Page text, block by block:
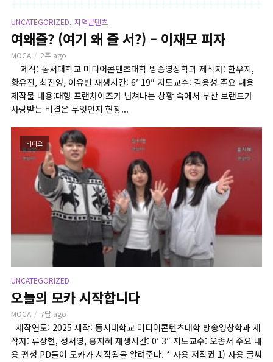
UNCATEGORIZED, 지역콘텐츠
여왜줄? (여기 왜 줄 서?) – 이재모 피자
MOCA 2주 ago
제작: 동서대학교 미디어콘텐츠대학 방송영상학과 제작자: 한우지,
황유진, 최진영, 이유빈 재생시간: 6′ 19″ 지도교수: 김용성 주요 내용
제작물 내용:대형 프랜차이즈가 넘쳐나는 상황 속에서 부산 브랜드가
사랑받는 비결은 무엇인지 현장...
비디오
UNCATEGORIZED
오늘의 모카 시작합니다
MOCA 7달 ago
제작연도: 2025 제작: 동서대학교 미디어콘텐츠대학 방송영상학과 제
작자: 류상현, 정서영, 홍지혜 재생시간: 0′ 3″ 지도교수: 오종서 주요 내
용 편성 PD들이 모카가 시작됨을 알려준다. * 사용 저작권 1) 사용 글씨